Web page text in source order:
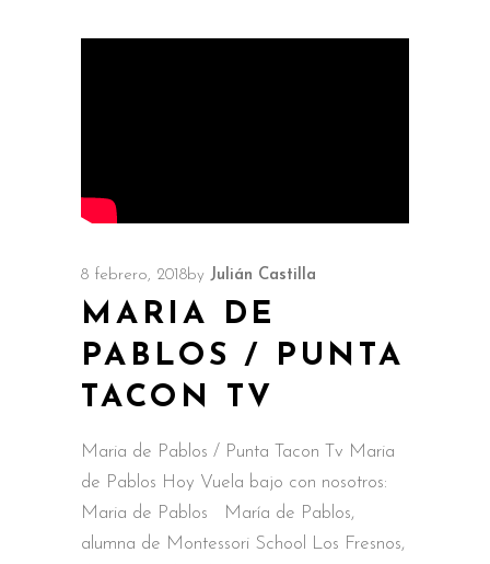
8 febrero, 2018by Julián Castilla
MARIA DE
PABLOS / PUNTA
TACON TV
Maria de Pablos / Punta Tacon Tv Maria
de Pablos Hoy Vuela bajo con nosotros:
Maria de Pablos María de Pablos,
alumna de Montessori School Los Fresnos,